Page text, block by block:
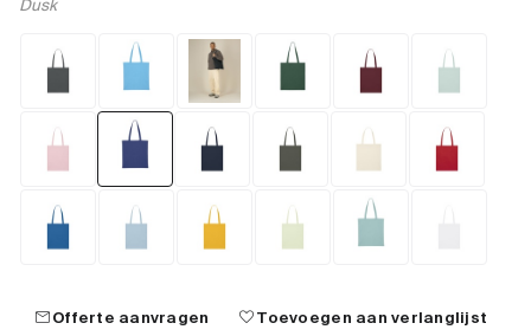
Dusk
mailOfferte aanvragen favoriteToevoegen aan verlanglijst